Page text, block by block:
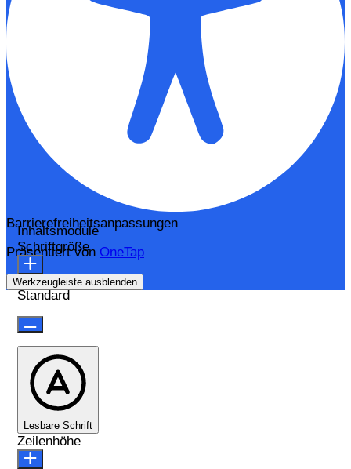
Barrierefreiheitsanpassungen
Präsentiert von OneTap
Werkzeugleiste ausblenden
Inhaltsmodule
Schriftgröße
Standard
Lesbare Schrift
Zeilenhöhe